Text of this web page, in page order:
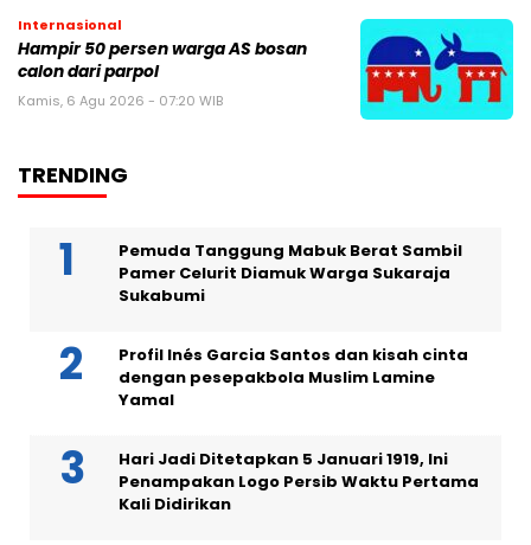
Internasional
Hampir 50 persen warga AS bosan
calon dari parpol
Kamis, 6 Agu 2026 - 07:20 WIB
TRENDING
Pemuda Tanggung Mabuk Berat Sambil
Pamer Celurit Diamuk Warga Sukaraja
Sukabumi
Profil Inés Garcia Santos dan kisah cinta
dengan pesepakbola Muslim Lamine
Yamal
Hari Jadi Ditetapkan 5 Januari 1919, Ini
Penampakan Logo Persib Waktu Pertama
Kali Didirikan